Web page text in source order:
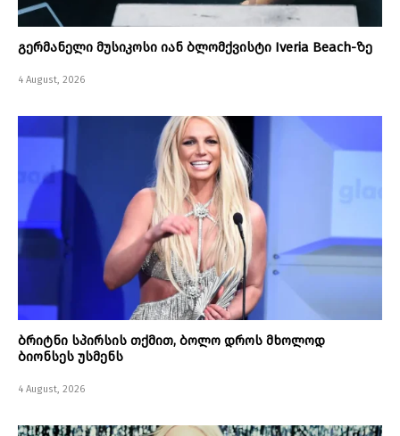
გერმანელი მუსიკოსი იან ბლომქვისტი Iveria Beach-ზე
4 August, 2026
ბრიტნი სპირსის თქმით, ბოლო დროს მხოლოდ
ბიონსეს უსმენს
4 August, 2026